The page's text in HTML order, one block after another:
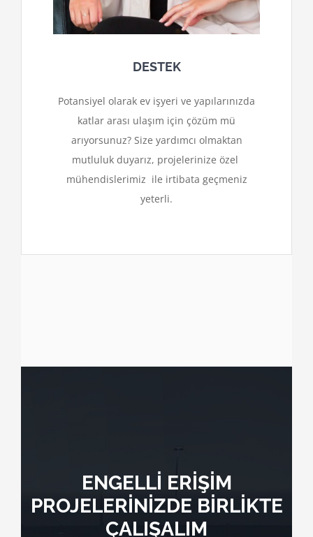
DESTEK
Potansiyel olarak ev işyeri ve yapılarınızda
katlar arası ulaşım için çözüm mü
arıyorsunuz? Size yardımcı olmaktan
mutluluk duyarız, projelerinize özel
mühendislerimiz ile irtibata geçmeniz
yeterli.
ENGELLİ ERİŞİM
PROJELERİNİZDE BİRLİKTE
ÇALIŞALIM